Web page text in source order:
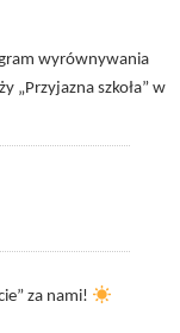
wyrównywania
„Przyjazna szkoła” w
za nami!